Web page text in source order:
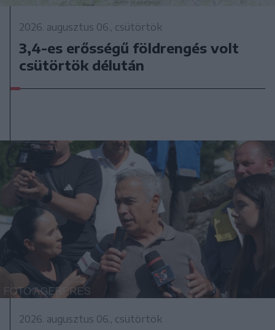
2026. augusztus 06., csütörtök
3,4-es erősségű földrengés volt
csütörtök délután
2026. augusztus 06., csütörtök